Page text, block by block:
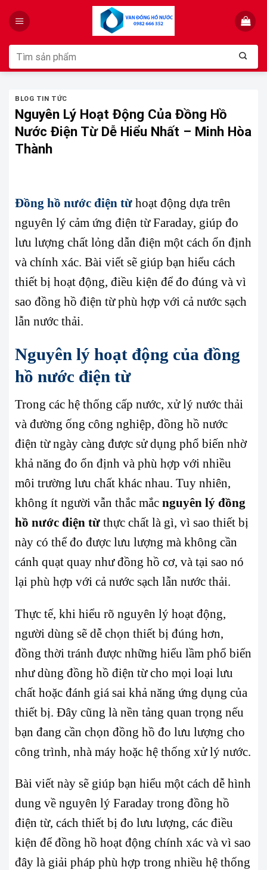
Tìm
kiếm:
BLOG TIN TỨC
Nguyên Lý Hoạt Động Của Đồng Hồ
Nước Điện Từ Dễ Hiểu Nhất – Minh Hòa
Thành
Đồng hồ nước điện từ hoạt động dựa trên
nguyên lý cảm ứng điện từ Faraday, giúp đo
lưu lượng chất lỏng dẫn điện một cách ổn định
và chính xác. Bài viết sẽ giúp bạn hiểu cách
thiết bị hoạt động, điều kiện để đo đúng và vì
sao đồng hồ điện từ phù hợp với cả nước sạch
lẫn nước thải.
Nguyên lý hoạt động của đồng
hồ nước điện từ
Trong các hệ thống cấp nước, xử lý nước thải
và đường ống công nghiệp, đồng hồ nước
điện từ ngày càng được sử dụng phổ biến nhờ
khả năng đo ổn định và phù hợp với nhiều
môi trường lưu chất khác nhau. Tuy nhiên,
không ít người vẫn thắc mắc nguyên lý đồng
hồ nước điện từ thực chất là gì, vì sao thiết bị
này có thể đo được lưu lượng mà không cần
cánh quạt quay như đồng hồ cơ, và tại sao nó
lại phù hợp với cả nước sạch lẫn nước thải.
Thực tế, khi hiểu rõ nguyên lý hoạt động,
người dùng sẽ dễ chọn thiết bị đúng hơn,
đồng thời tránh được những hiểu lầm phổ biến
như dùng đồng hồ điện từ cho mọi loại lưu
chất hoặc đánh giá sai khả năng ứng dụng của
thiết bị. Đây cũng là nền tảng quan trọng nếu
bạn đang cần chọn đồng hồ đo lưu lượng cho
công trình, nhà máy hoặc hệ thống xử lý nước.
Bài viết này sẽ giúp bạn hiểu một cách dễ hình
dung về nguyên lý Faraday trong đồng hồ
điện từ, cách thiết bị đo lưu lượng, các điều
kiện để đồng hồ hoạt động chính xác và vì sao
đây là giải pháp phù hợp trong nhiều hệ thống